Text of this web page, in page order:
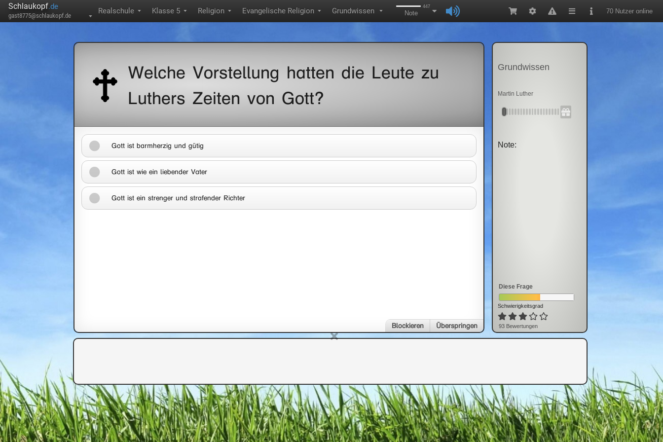
Schlaukopf.de
gast8775@schlaukopf.de ▼
Realschule ▼ Klasse 5 ▼ Religion ▼ Evangelische Religion ▼ Grundwissen ▼
447
Note 70 Nutzer online
Welche Vorstellung hatten die Leute zu
Luthers Zeiten von Gott?
Gott ist barmherzig und gütig
Gott ist wie ein liebender Vater
Gott ist ein strenger und strafender Richter
Blockieren Überspringen
Grundwissen
Martin Luther
Note:
Diese Frage
Schwierigkeitsgrad
93 Bewertungen